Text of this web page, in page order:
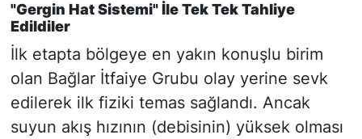
"Gergin Hat Sistemi" İle Tek Tek Tahliye
Edildiler
İlk etapta bölgeye en yakın konuşlu birim
olan Bağlar İtfaiye Grubu olay yerine sevk
edilerek ilk fiziki temas sağlandı. Ancak
suyun akış hızının (debisinin) yüksek olması